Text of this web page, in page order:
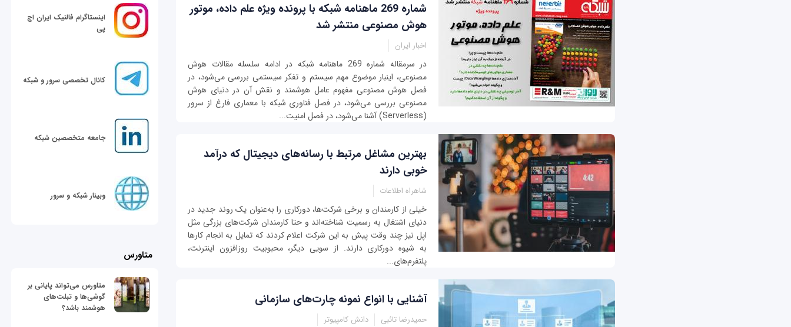
شماره 269 ماهنامه شبکه با پرونده ویژه علم داده‌، موتور
هوش مصنوعی منتشر شد
اخبار ایران
در سرمقاله شماره 269 ماهنامه شبکه در ادامه سلسله مقالات هوش
مصنوعی، اینبار موضوع مهم سیستم و تفکر سیستمی بررسی می‌شود، در
فصل هوش مصنوعی مفهوم عامل هوشمند و نقش آن در دنیای هوش
مصنوعی بررسی می‌شود، در فصل فناوری شبکه با معماری فارغ از سرور
(Serverless) آشنا می‌شود، در فصل امنیت...
بهترین مشاغل مرتبط با رسانه‌های دیجیتال که درآمد
خوبی دارند
شاهراه اطلاعات
خیلی از کارمندان و برخی شرکت‌ها، دورکاری را به‌عنوان یک روند جدید در
دنیای اشتغال به رسمیت شناخته‌اند و حتا کارمندان شرکت‌های بزرگی مثل
اپل نیز چند وقت پیش به این شرکت اعلام کردند که تمایل به انجام کارها
به شیوه دورکاری دارند.‌ از سویی دیگر، محبوبیت روزافزون اینترنت،
پلتفرم‌های...
آشنایی با انواع نمونه چارت‌های سازمانی
حمیدرضا تائبی دانش کامپیوتر
اینستاگرام فالنیک ایران اچ
پی
کانال تخصصی سرور و شبکه
جامعه متخصصین شبکه
وبینار شبکه و سرور
متاورس
متاورس می‌تواند پایانی بر
گوشی‌ها و تبلت‌های
هوشمند باشد؟